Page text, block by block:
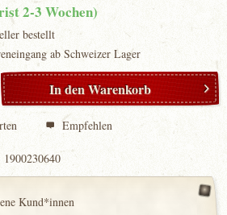
2-3 Wochen)
bestellt
ab Schweizer Lager
In denWarenkorb
Empfehlen
1900230640
Kund*innen